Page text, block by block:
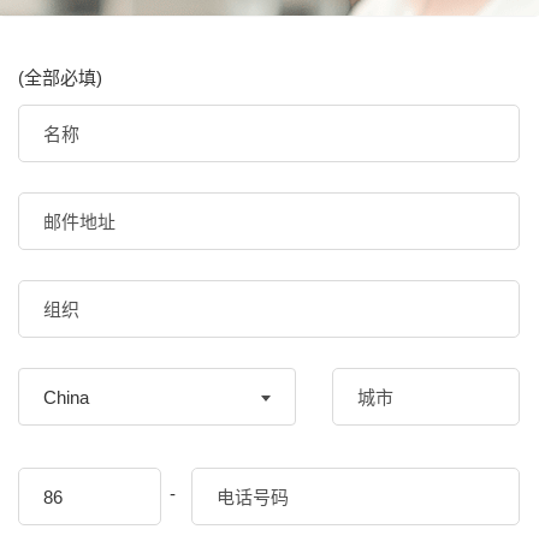
(全部必填)
China
-